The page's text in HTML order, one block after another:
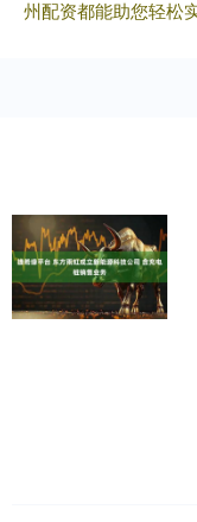
州配资都能助您轻松